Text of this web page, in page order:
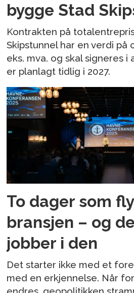
bygge Stad
Kontrakten på
Skipstunnel har en verdi på
eks. mva. og skal signeres i
er planlagt tidlig i 2027.
To dager som
bransjen – og
jobber i den
Det starter ikke med et
med en erkjennelse. Når
endres, geopolitikken